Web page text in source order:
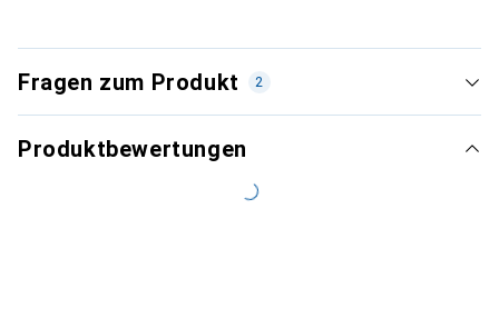
Fragen zum Produkt 2
Produktbewertungen